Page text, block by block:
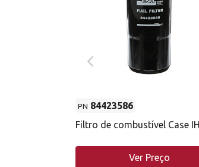
PN 84423586
Filtro de combustível Case IH
Ver Preço